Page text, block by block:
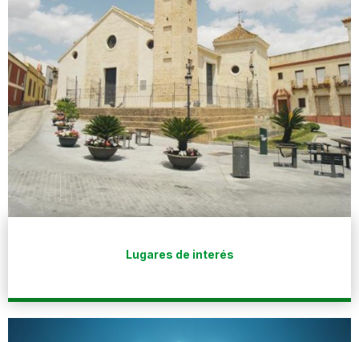
Lugares de interés